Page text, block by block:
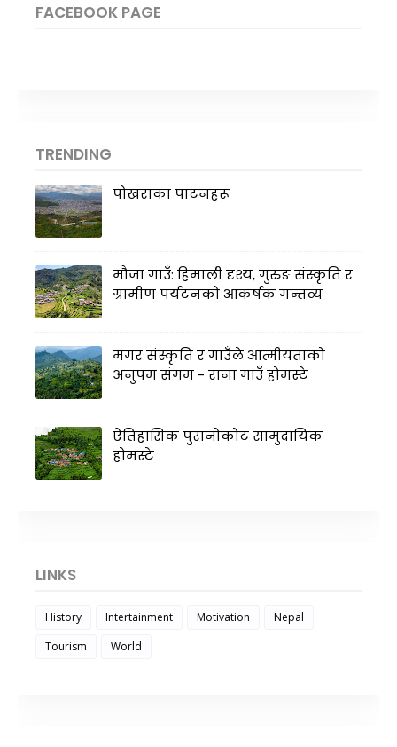
FACEBOOK PAGE
TRENDING
पोखराका पाटनहरू
मौजा गाउँ: हिमाली दृश्य, गुरुङ संस्कृति र
ग्रामीण पर्यटनको आकर्षक गन्तव्य
मगर संस्कृति र गाउँले आत्मीयताको
अनुपम संगम - राना गाउँ होमस्टे
ऐतिहासिक पुरानोकोट सामुदायिक
होमस्टे
LINKS
History Intertainment Motivation
Nepal
Tourism
World